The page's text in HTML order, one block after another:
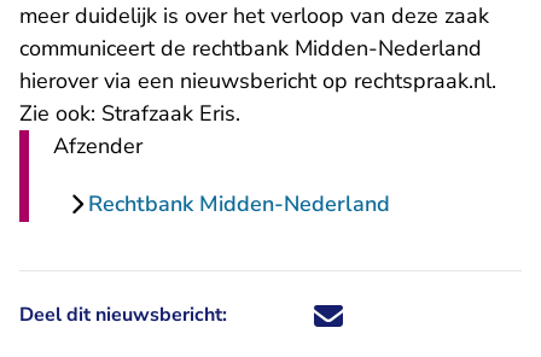
meer duidelijk is over het verloop van deze zaak
communiceert de rechtbank Midden-Nederland
hierover via een nieuwsbericht op rechtspraak.nl.
Zie ook: Strafzaak Eris.
Afzender
Rechtbank Midden-Nederland
Deel dit nieuwsbericht: Deel dit nieuwsbericht via X -
Deel dit nieuwsbericht via
Deel dit nieuwsbericht
Deel dit